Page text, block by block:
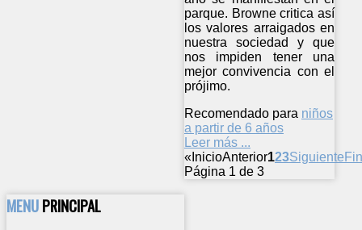
parque. Browne critica así
los valores arraigados en
nuestra sociedad y que
nos impiden tener una
mejor convivencia con el
prójimo.
Recomendado para niños
a partir de 6 años
Leer más ...
« InicioAnterior123Siguiente
Página 1 de 3
MENUPRINCIPAL